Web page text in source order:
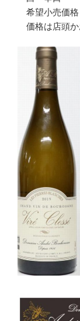
希望小売価格
価格は店頭か